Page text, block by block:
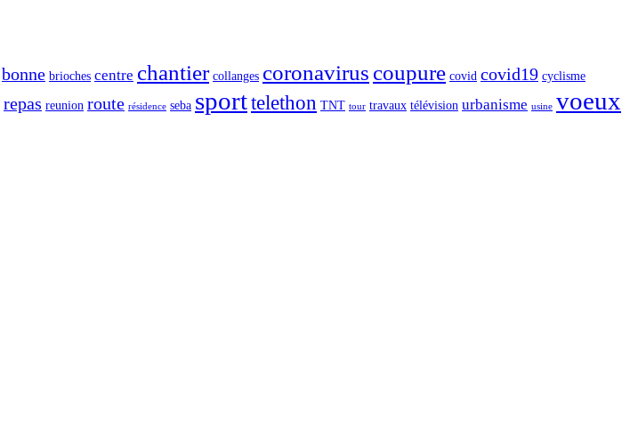
bonne brioches centre chantier collanges coronavirus coupure covid covid19 cyclisme
repas reunion route résidence seba sporttelethon TNT tour travaux télévision urbanisme usine voeux